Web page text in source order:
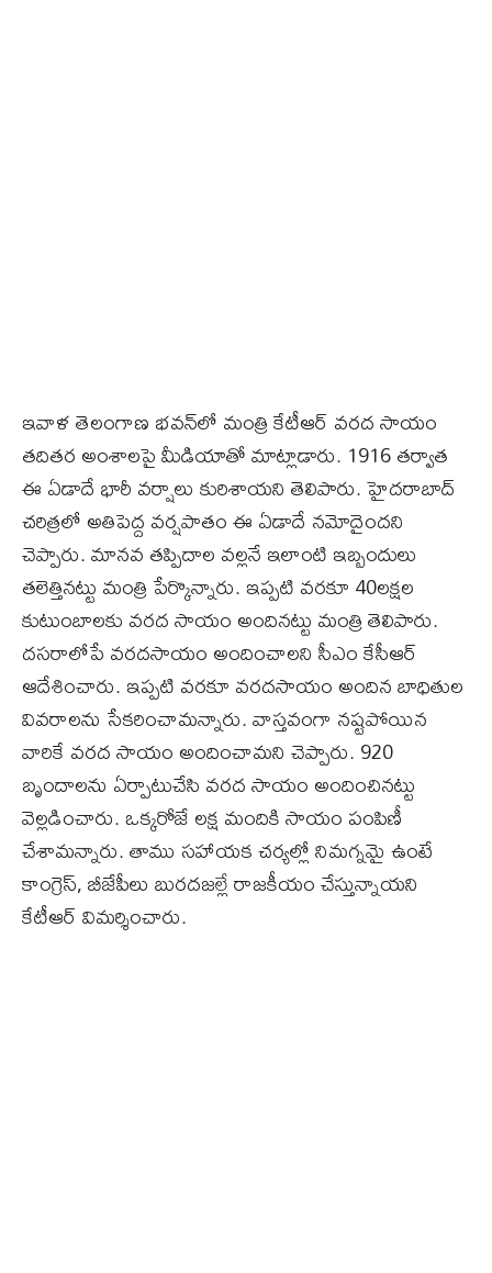
ఇవాళ తెలంగాణ భవన్‌లో మంత్రి కేటీఆర్‌ వరద సాయం
తదితర అంశాలపై మీడియాతో మాట్లాడారు. 1916 తర్వాత
ఈ ఏడాదే భారీ వర్షాలు కురిశాయని తెలిపారు. హైదరాబాద్‌
చరిత్రలో అతిపెద్ద వర్షపాతం ఈ ఏడాదే నమోదైందని
చెప్పారు. మానవ తప్పిదాల వల్లనే ఇలాంటి ఇబ్బందులు
తలెత్తినట్టు మంత్రి పేర్కొన్నారు. ఇప్పటి వరకూ 40లక్షల
కుటుంబాలకు వరద సాయం అందినట్టు మంత్రి తెలిపారు.
దసరాలోపే వరదసాయం అందించాలని సీఎం కేసీఆర్‌
ఆదేశించారు. ఇప్పటి వరకూ వరదసాయం అందిన బాధితుల
వివరాలను సేకరించామన్నారు. వాస్తవంగా నష్టపోయిన
వారికే వరద సాయం అందించామని చెప్పారు. 920
బృందాలను ఏర్పాటుచేసి వరద సాయం అందించినట్టు
వెల్లడించారు. ఒక్కరోజే లక్ష మందికి సాయం పంపిణీ
చేశామన్నారు. తాము సహాయక చర్యల్లో నిమగ్నమై ఉంటే
కాంగ్రెస్‌, బీజేపీలు బురదజల్లే రాజకీయం చేస్తున్నాయని
కేటీఆర్‌ విమర్శించారు.